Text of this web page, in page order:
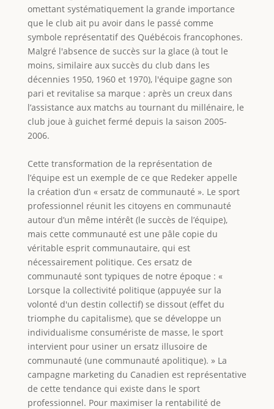
omettant systématiquement la grande importance
que le club ait pu avoir dans le passé comme
symbole représentatif des Québécois francophones.
Malgré l'absence de succès sur la glace (à tout le
moins, similaire aux succès du club dans les
décennies 1950, 1960 et 1970), l'équipe gagne son
pari et revitalise sa marque : après un creux dans
l’assistance aux matchs au tournant du millénaire, le
club joue à guichet fermé depuis la saison 2005-
2006.
Cette transformation de la représentation de
l’équipe est un exemple de ce que Redeker appelle
la création d’un « ersatz de communauté ». Le sport
professionnel réunit les citoyens en communauté
autour d’un même intérêt (le succès de l’équipe),
mais cette communauté est une pâle copie du
véritable esprit communautaire, qui est
nécessairement politique. Ces ersatz de
communauté sont typiques de notre époque : «
Lorsque la collectivité politique (appuyée sur la
volonté d'un destin collectif) se dissout (effet du
triomphe du capitalisme), que se développe un
individualisme consumériste de masse, le sport
intervient pour usiner un ersatz illusoire de
communauté (une communauté apolitique). » La
campagne marketing du Canadien est représentative
de cette tendance qui existe dans le sport
professionnel. Pour maximiser la rentabilité de